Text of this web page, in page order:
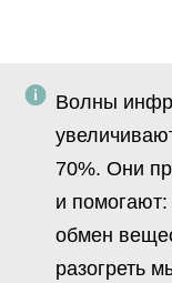
Волны
70%. Они
и помогают:
обмен
разогреть